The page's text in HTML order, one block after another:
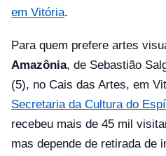
em Vitória.
Para quem prefere artes
Amazônia, de Sebastião
(5), no Cais das Artes, em
Secretaria da Cultura do
recebeu mais de 45 mil
mas depende de retirada de